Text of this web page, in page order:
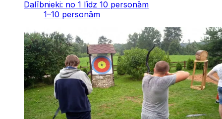
Dalībnieki: no 1 līdz 10 personām
1–10 personām